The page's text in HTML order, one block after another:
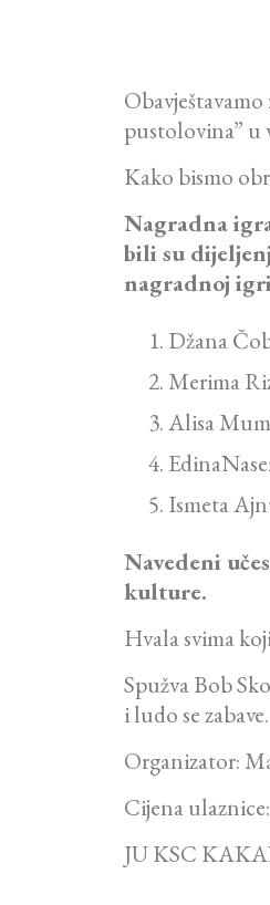
pustolovina” u
Kako bismo
Nagradna
bili su
nagradnoj
Džana
Merima
Alisa
Ismeta
Navedeni
kulture.
Hvala svima
Spužva Bob
i ludo se zabave.
Organizator:
Cijena
JU KSC